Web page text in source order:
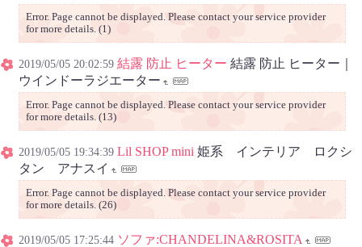
Error. Page cannot be displayed. Please contact your service provider
for more details. (1)
2019/05/05 20:02:59 結露 防止 ヒーター 結露 防止 ヒーター｜
ウインドーラジエーター
Error. Page cannot be displayed. Please contact your service provider
for more details. (13)
2019/05/05 19:34:39 Lil SHOP mini 姫系 インテリア ロクシ
タン アナスイ
Error. Page cannot be displayed. Please contact your service provider
for more details. (26)
2019/05/05 17:25:44 ソファ:CHANDELINA&ROSITA